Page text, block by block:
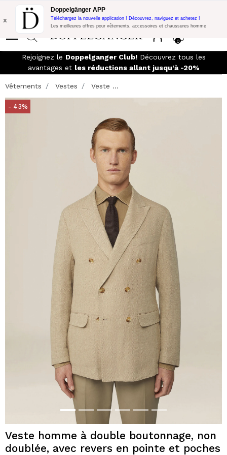
Promo Flash: 10% de réduction supplémentaire sur 300€ d'achat
avec le code:
0
x
Doppelgänger APP
Téléchargez la nouvelle application ! Découvrez, naviguez et achetez !
Les meilleures offres pour vêtements, accessoires et chaussures homme
Rejoignez le Doppelganger Club!Découvrez tous les
avantages et les réductions allant jusqu'à -20%
Vêtements Vestes Veste ...
- 43%
Veste homme à double boutonnage, non
doublée, avec revers en pointe et poches